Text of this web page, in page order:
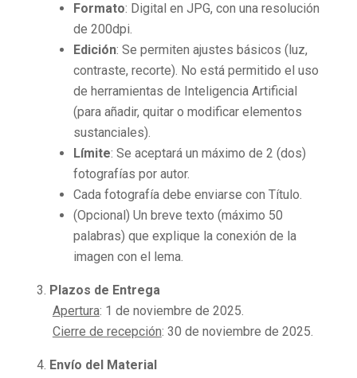
Formato: Digital en JPG, con una resolución
de 200dpi.
Edición: Se permiten ajustes básicos (luz,
contraste, recorte). No está permitido el uso
de herramientas de Inteligencia Artificial
(para añadir, quitar o modificar elementos
sustanciales).
Límite: Se aceptará un máximo de 2 (dos)
fotografías por autor.
Cada fotografía debe enviarse con Título.
(Opcional) Un breve texto (máximo 50
palabras) que explique la conexión de la
imagen con el lema.
Plazos de Entrega
Apertura: 1 de noviembre de 2025.
Cierre de recepción: 30 de noviembre de 2025.
Envío del Material